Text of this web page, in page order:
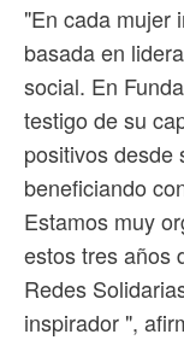
"En cada mujer
basada en
social. En
testigo de su
positivos desde
beneficiando
Estamos muy
estos tres años
Redes
inspirador ",